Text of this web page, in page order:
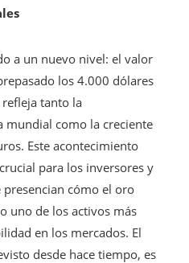
a un nuevo nivel: el valor
los 4.000 dólares
tanto la
mundial como la creciente
Este acontecimiento
para los inversores y
cómo el oro
uno de los activos más
en los mercados. El
desde hace tiempo, es